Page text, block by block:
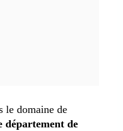
le domaine de
département de